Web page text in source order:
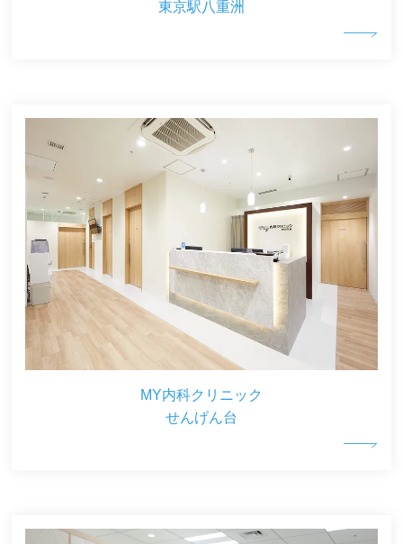
東京駅八重洲
MY内科クリニック
せんげん台